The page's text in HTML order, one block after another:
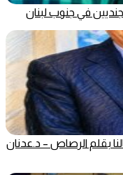
في جنوب لبنان
بقلم الرصاص – د.عدنان